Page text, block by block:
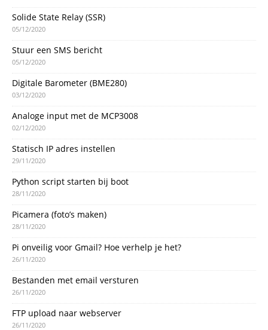
Solide State Relay (SSR)
05/12/2020
Stuur een SMS bericht
05/12/2020
Digitale Barometer (BME280)
03/12/2020
Analoge input met de MCP3008
02/12/2020
Statisch IP adres instellen
29/11/2020
Python script starten bij boot
28/11/2020
Picamera (foto’s maken)
28/11/2020
Pi onveilig voor Gmail? Hoe verhelp je het?
26/11/2020
Bestanden met email versturen
26/11/2020
FTP upload naar webserver
26/11/2020